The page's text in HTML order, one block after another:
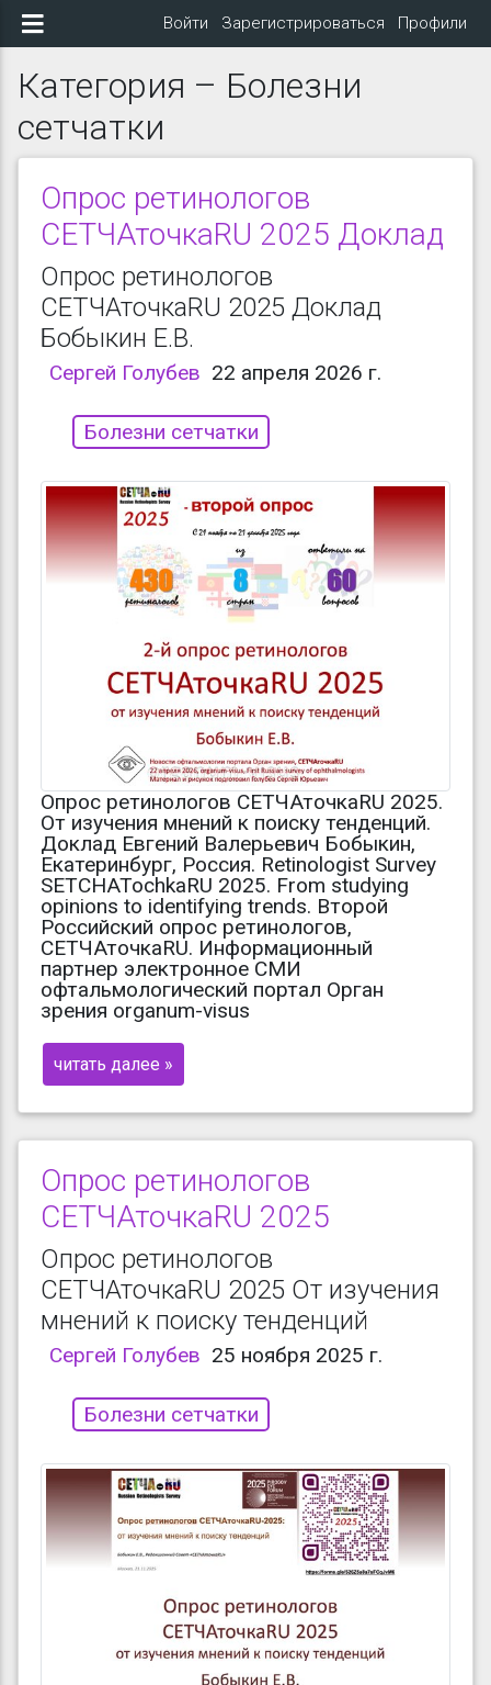
Войти Зарегистрироваться Профили
Категория – Болезни
сетчатки
Опрос ретинологов
СЕТЧАточкаRU 2025 Доклад
Опрос ретинологов
СЕТЧАточкаRU 2025 Доклад
Бобыкин Е.В.
Сергей Голубев 22 апреля 2026 г.
Болезни сетчатки
Опрос ретинологов СЕТЧАточкаRU 2025.
От изучения мнений к поиску тенденций.
Доклад Евгений Валерьевич Бобыкин,
Екатеринбург, Россия. Retinologist Survey
SETCHATochkaRU 2025. From studying
opinions to identifying trends. Второй
Российский опрос ретинологов,
СЕТЧАточкаRU. Информационный
партнер электронное СМИ
офтальмологический портал Орган
зрения organum-visus
читать далее »
Опрос ретинологов
СЕТЧАточкаRU 2025
Опрос ретинологов
СЕТЧАточкаRU 2025 От изучения
мнений к поиску тенденций
Сергей Голубев 25 ноября 2025 г.
Болезни сетчатки